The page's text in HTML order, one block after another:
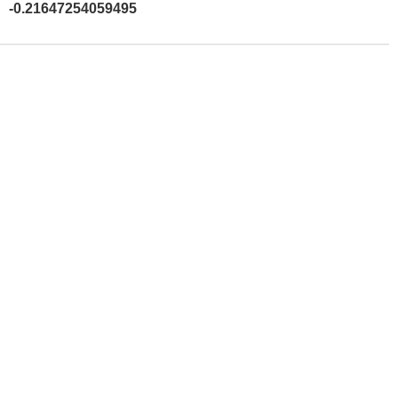
-0.21647254059495